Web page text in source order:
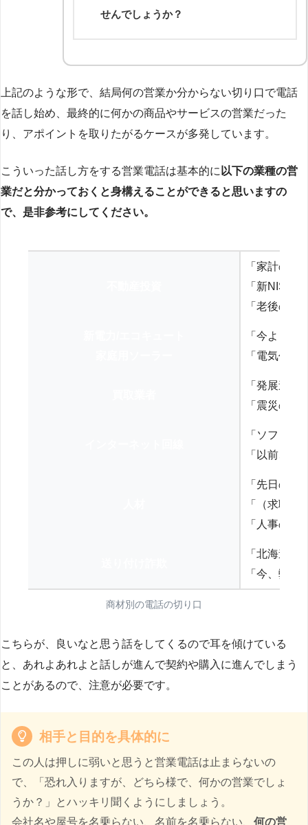
せんでしょうか？
上記のような形で、結局何の営業か分からない切り口で電話
を話し始め、最終的に何かの商品やサービスの営業だった
り、アポイントを取りたがるケースが多発しています。
こういった話し方をする営業電話は基本的に 以下の業種の営
業だと分かっておくと身構えることができると思いますの
で、是非参考にしてください。
「家計の見
「新NISA
「老後の
「今より
「電気代を
「発展途
「震災の
「ソフト
「以前、
「先日の
「（求職
「人事の方
「北海道
「今、弊
商材別の電話の切り口
こちらが、良いなと思う話をしてくるので耳を傾けている
と、あれよあれよと話しが進んで契約や購入に進んでしまう
ことがあるので、注意が必要です。
相手と目的を具体的に
この人は押しに弱いと思うと営業電話は止まらないの
で、「恐れ入りますが、どちら様で、何かの営業でしょ
うか？」とハッキリ聞くようにしましょう。
会社名や屋号を名乗らない、名前を名乗らない、 何の営